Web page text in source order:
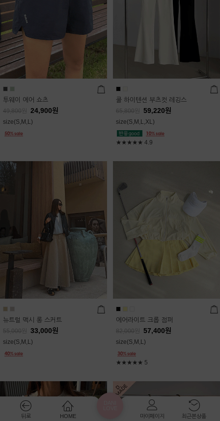
투웨이 에어 쇼츠
49,800 24,900원
size(S,M,L)
쿨 하이텐션 부츠컷 레깅스
65,800 59,220원
size(S,M,L,XL)
★★★★★ 4.9
뉴트럴 맥시 롱 스커트
55,000 33,000원
size(S,M,L)
에어라이트 크롭 점퍼
82,000 57,400원
size(S,M,L)
★★★★★ 5
뒤로 HOME
마이페이지
최근본상품